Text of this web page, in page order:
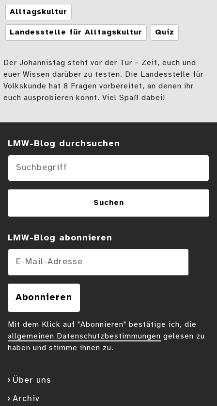
Tags
Alltagskultur
Landesstelle für Alltagskultur Quiz
Der Johannistag steht vor der Tür – Zeit, euch und
euer Wissen darüber zu testen. Die Landesstelle für
Volkskunde hat 8 Fragen vorbereitet, an denen ihr
euch ausprobieren könnt. Viel Spaß dabei!
Über uns
Archiv
LMW-Blog abonnieren
Mit dem Klick auf "Abonnieren" bestätige ich, die
allgemeinen Datenschutzbestimmungen gelesen zu
haben und stimme ihnen zu.
E-Mail-Adresse
Abonnieren
Suchen im Blog
LMW-Blog durchsuchen
Suchen